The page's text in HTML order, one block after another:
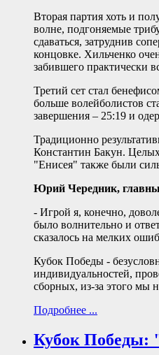
Вторая партия хоть и
волне, подгоняемые
сдаваться, затруднив
концовке. Хильченко
забившего практически
Третий сет стал
больше волейболистов
завершения – 25:19 и
Традиционно
Константин Бакун.
"Енисея" также были
Юрий Чередник,
- Игрой я, конечно,
было волнительно и
сказалось на мелких
Кубок Победы -
индивидуальностей,
сборных, из-за этого мы
Подробнее ...
Кубок Победы: